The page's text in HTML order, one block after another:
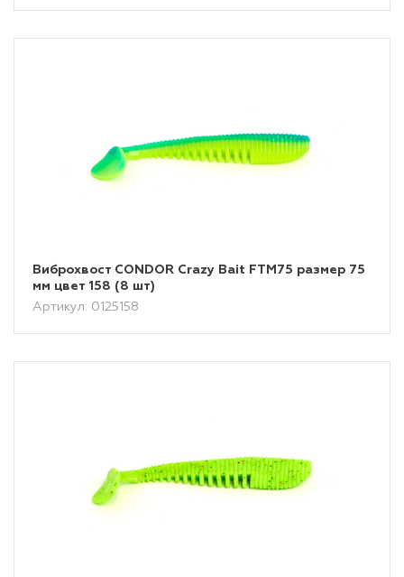
Виброхвост CONDOR Crazy Bait FTM75 размер 75
мм цвет 158 (8 шт)
Артикул: 0125158